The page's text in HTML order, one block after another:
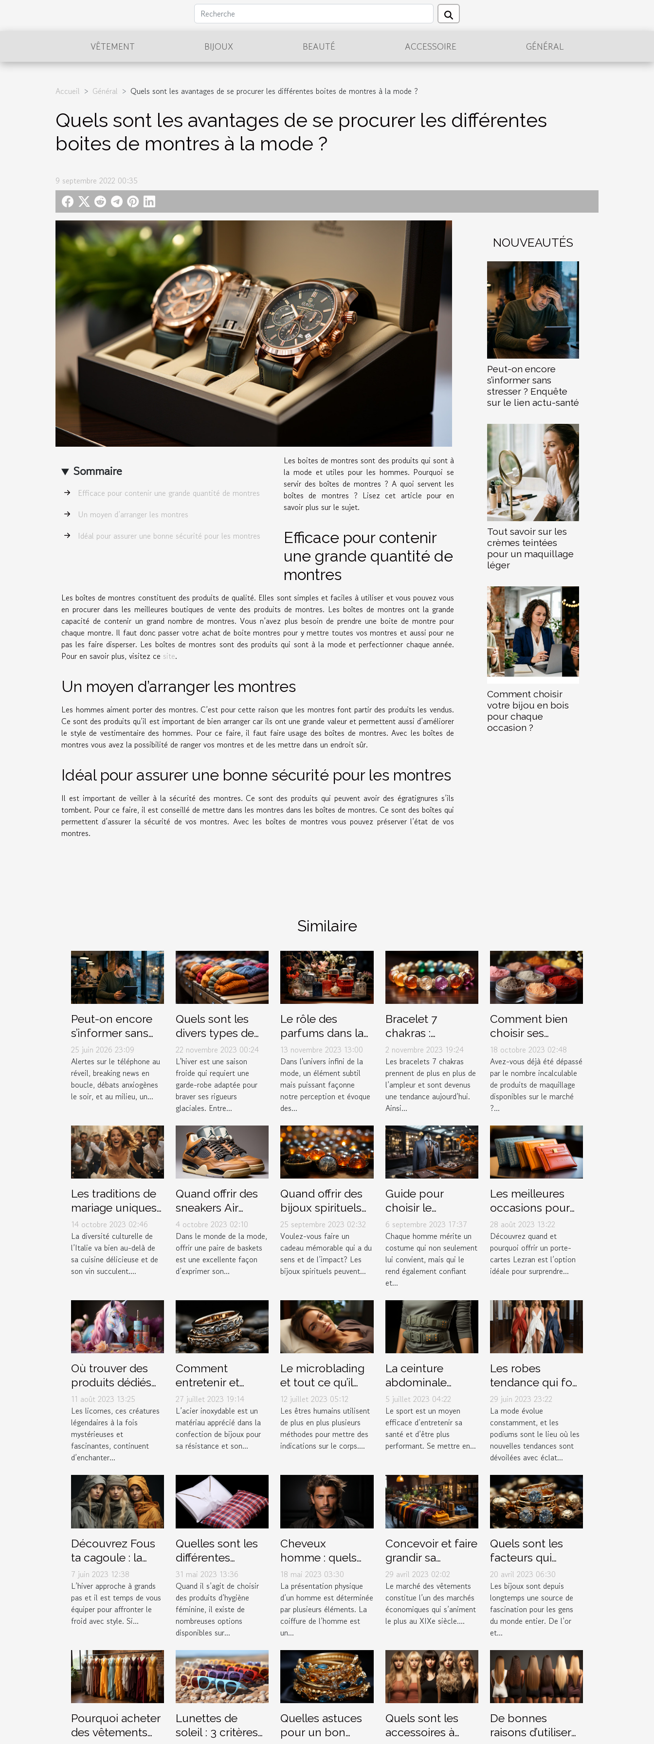
VÊTEMENT BIJOUX BEAUTÉ ACCESSOIRE GÉNÉRAL
Accueil Général Quels sont les avantages de se procurer les différentes boites de montres à la mode ?
Quels sont les avantages de se procurer les différentes
boites de montres à la mode ?
9 septembre 2022 00:35
Sommaire
Efficace pour contenir une grande quantité de montres
Un moyen d’arranger les montres
Idéal pour assurer une bonne sécurité pour les montres
Les boites de montres sont des produits qui sont à
la mode et utiles pour les hommes. Pourquoi se
servir des boîtes de montres ? A quoi servent les
boîtes de montres ? Lisez cet article pour en
savoir plus sur le sujet.
Efficace pour contenir
une grande quantité de
montres
Les boîtes de montres constituent des produits de qualité. Elles sont simples et faciles à utiliser et vous pouvez vous
en procurer dans les meilleures boutiques de vente des produits de montres. Les boîtes de montres ont la grande
capacité de contenir un grand nombre de montres. Vous n’avez plus besoin de prendre une boite de montre pour
chaque montre. Il faut donc passer votre achat de boite montres pour y mettre toutes vos montres et aussi pour ne
pas les faire disperser. Les boîtes de montres sont des produits qui sont à la mode et perfectionner chaque année.
Pour en savoir plus, visitez ce site.
Un moyen d’arranger les montres
Les hommes aiment porter des montres. C’est pour cette raison que les montres font partir des produits les vendus.
Ce sont des produits qu’il est important de bien arranger car ils ont une grande valeur et permettent aussi d’améliorer
le style de vestimentaire des hommes. Pour ce faire, il faut faire usage des boîtes de montres. Avec les boîtes de
montres vous avez la possibilité de ranger vos montres et de les mettre dans un endroit sûr.
Idéal pour assurer une bonne sécurité pour les montres
Il est important de veiller à la sécurité des montres. Ce sont des produits qui peuvent avoir des égratignures s’ils
tombent. Pour ce faire, il est conseillé de mettre dans les montres dans les boîtes de montres. Ce sont des boîtes qui
permettent d’assurer la sécurité de vos montres. Avec les boîtes de montres vous pouvez préserver l’état de vos
montres.
NOUVEAUTÉS
Peut-on encore
s’informer sans
stresser ? Enquête
sur le lien actu-santé
Tout savoir sur les
crèmes teintées
pour un maquillage
léger
Comment choisir
votre bijou en bois
pour chaque
occasion ?
Similaire
Peut-on encore
s’informer sans
stresser ?
Enquête sur le
lien actu-santé
25 juin 2026 23:09
Alertes sur le téléphone au
réveil, breaking news en
boucle, débats anxiogènes
le soir, et au milieu, un...
Quels sont les
divers types de
vêtements pour
affronter
efficacement
l'hiver ?
22 novembre 2023 00:24
L'hiver est une saison
froide qui requiert une
garde-robe adaptée pour
braver ses rigueurs
glaciales. Entre...
Le rôle des
parfums dans la
mode et le style
personnel
13 novembre 2023 13:00
Dans l'univers infini de la
mode, un élément subtil
mais puissant façonne
notre perception et évoque
des...
Bracelet 7
chakras :
Comment bien
l’entretenir ?
2 novembre 2023 19:24
Les bracelets 7 chakras
prennent de plus en plus de
l’ampleur et sont devenus
une tendance aujourd’hui.
Ainsi...
Comment bien
choisir ses
produits de
maquillage selon
son type de peau
?
18 octobre 2023 02:48
Avez-vous déjà été dépassé
par le nombre incalculable
de produits de maquillage
disponibles sur le marché
?...
Les traditions de
mariage uniques
en Italie
14 octobre 2023 02:46
La diversité culturelle de
l’Italie va bien au-delà de
sa cuisine délicieuse et de
son vin succulent....
Quand offrir des
sneakers Air
Jordan 4 Retro
Thunder 2023
comme cadeau
4 octobre 2023 02:10
Dans le monde de la mode,
offrir une paire de baskets
est une excellente façon
d’exprimer son...
Quand offrir des
bijoux spirituels
pour maximiser
leur impact
25 septembre 2023 02:32
Voulez-vous faire un
cadeau mémorable qui a du
sens et de l’impact? Les
bijoux spirituels peuvent...
Guide pour
choisir le
costume parfait
dans un magasin
de luxe
6 septembre 2023 17:37
Chaque homme mérite un
costume qui non seulement
lui convient, mais qui le
rend également confiant
et...
Les meilleures
occasions pour
offrir un porte-
cartes Lezran
28 août 2023 13:22
Découvrez quand et
pourquoi offrir un porte-
cartes Lezran est l’option
idéale pour surprendre...
Où trouver des
produits dédiés
aux licornes ?
11 août 2023 13:25
Les licornes, ces créatures
légendaires à la fois
mystérieuses et
fascinantes, continuent
d’enchanter...
Comment
entretenir et
conserver vos
bijoux en acier
inoxydable
27 juillet 2023 19:14
L’acier inoxydable est un
matériau apprécié dans la
confection de bijoux pour
sa résistance et son...
Le microblading
et tout ce qu’il
faut savoir à ce
propos
12 juillet 2023 05:12
Les êtres humains utilisent
de plus en plus plusieurs
méthodes pour mettre des
indications sur le corps....
La ceinture
abdominale
pulsée : pourquoi
l'avoir dans votre
garde-robe ?
5 juillet 2023 04:22
Le sport est un moyen
efficace d’entretenir sa
santé et d’être plus
performant. Se mettre en...
Les robes
tendance qui font
fureur sur les
podiums de la
mode
29 juin 2023 23:22
La mode évolue
constamment, et les
podiums sont le lieu où les
nouvelles tendances sont
dévoilées avec éclat...
Découvrez Fous
ta cagoule : la
boutique
incontournable
pour vos
accessoires
d'hiver
7 juin 2023 12:38
L’hiver approche à grands
pas et il est temps de vous
équiper pour affronter le
froid avec style. Si...
Quelles sont les
différentes
options de
serviettes
hygiéniques
disponibles sur le
marché pour les
31 mai 2023 13:36
Quand il s’agit de choisir
des produits d’hygiène
féminine, il existe de
nombreuses options
disponibles sur...
Cheveux
homme : quels
sont les différents
types de dégradé
?
18 mai 2023 03:30
La présentation physique
d’un homme est déterminée
par plusieurs éléments. La
coiffure de l’homme est
un...
Concevoir et faire
grandir sa
marque de
vêtement
29 avril 2023 02:02
Le marché des vêtements
constitue l’un des marchés
économiques qui s’animent
le plus au XIXe siècle....
Quels sont les
facteurs qui
déterminent la
valeur d'un bijou
?
20 avril 2023 06:30
Les bijoux sont depuis
longtemps une source de
fascination pour les gens
du monde entier. De l’or
et...
Pourquoi acheter
des vêtements
Lunettes de
soleil : 3 critères
Quelles astuces
pour un bon
Quels sont les
accessoires à
De bonnes
raisons d’utiliser